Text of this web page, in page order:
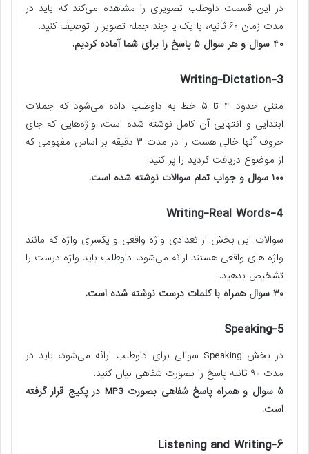
در این قسمت داوطلب تصویری را مشاهده می‌کند که باید در
مدت زمان ۶۰ ثانیه، با یک یا چند جمله تصویر را توصیف کنید.
۴۰ سوال و هر سوال ۵ پاسخ را برای شما آماده کردیم.
3-Writing-Dictation
متنی حدود ۴ تا ۵ خط به داوطلب داده می‌شود که جملات
ابتدایی و انتهایی آن کامل نوشته شده است، واژه‌هایی که جای
حروف آنها خالی هست را در مدت ۳ دقیقه بر اساس مفهومی که
از موضوع دریافت کردید را پر کنید.
۱۰۰ سوال و جواب تمام سوالات نوشته شده است.
4-Writing-Real Words
سوالات این بخش از تعدادی واژه واقعی و یکسری واژه که مانند
واژه های واقعی هستند ارائه می‌شود، داوطلب باید واژه درست را
تشخیص بدهید.
۳۰ سوال همراه با کلمات درست نوشته شده است.
5-Speaking
در بخش Speaking سوالی برای داوطلب ارائه می‌شود، باید در
مدت ۹۰ ثانیه پاسخ را بصورت شفاهی بیان کنید.
۵ سوال و همراه پاسخ شفاهی بصورت MP3 در پکیج قرار گرفته
است.
۶-Listening and Writing